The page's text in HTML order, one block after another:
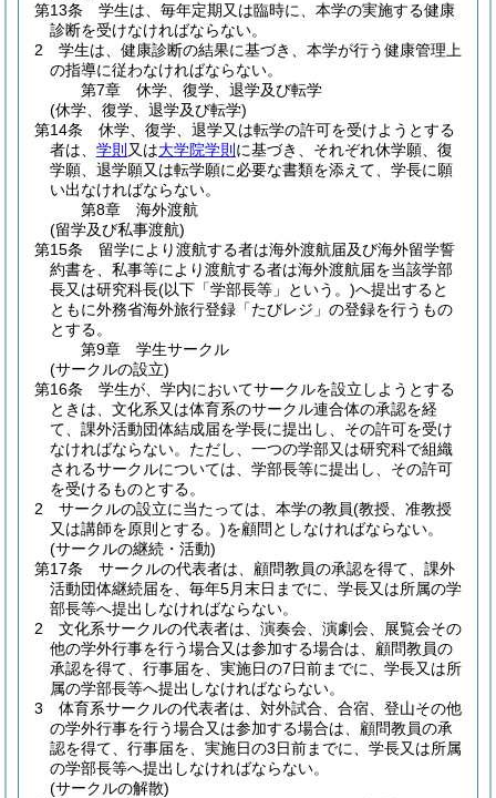
第13条
学生は、毎年定期又は臨時に、本学の実施する健康
診断を受けなければならない。
2
学生は、健康診断の結果に基づき、本学が行う健康管理上
の指導に従わなければならない。
第7章
休学、復学、退学及び転学
(休学、復学、退学及び転学)
第14条
休学、復学、退学又は転学の許可を受けようとする
者は、 学則 又は大学院学則 に基づき、それぞれ休学願、復
学願、退学願又は転学願に必要な書類を添えて、学長に願
い出なければならない。
第8章
海外渡航
(留学及び私事渡航)
第15条
留学により渡航する者は海外渡航届及び海外留学誓
約書を、私事等により渡航する者は海外渡航届を当該学部
長又は研究科長(以下「学部長等」という。)へ提出すると
ともに外務省海外旅行登録「たびレジ」の登録を行うもの
とする。
第9章
学生サークル
(サークルの設立)
第16条
学生が、学内においてサークルを設立しようとする
ときは、文化系又は体育系のサークル連合体の承認を経
て、課外活動団体結成届を学長に提出し、その許可を受け
なければならない。 ただし、一つの学部又は研究科で組織
されるサークルについては、学部長等に提出し、その許可
を受けるものとする。
2
サークルの設立に当たっては、本学の教員(教授、准教授
又は講師を原則とする。)を顧問としなければならない。
(サークルの継続・活動)
第17条
サークルの代表者は、顧問教員の承認を得て、課外
活動団体継続届を、毎年5月末日までに、学長又は所属の学
部長等へ提出しなければならない。
2
文化系サークルの代表者は、演奏会、演劇会、展覧会その
他の学外行事を行う場合又は参加する場合は、顧問教員の
承認を得て、行事届を、実施日の7日前までに、学長又は所
属の学部長等へ提出しなければならない。
3
体育系サークルの代表者は、対外試合、合宿、登山その他
の学外行事を行う場合又は参加する場合は、顧問教員の承
認を得て、行事届を、実施日の3日前までに、学長又は所属
の学部長等へ提出しなければならない。
(サークルの解散)